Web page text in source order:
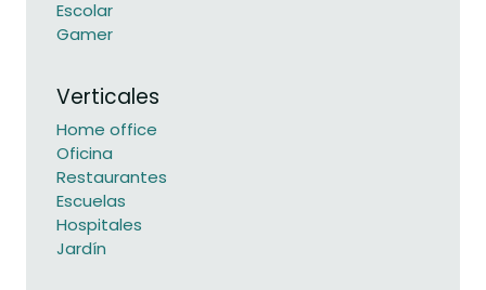
Escolar
Gamer
Verticales
Home office
Oficina
Restaurantes
Escuelas
Hospitales
Jardín